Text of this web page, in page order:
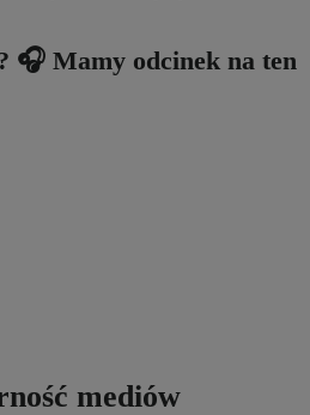
🎧 Mamy odcinek na ten
mediów